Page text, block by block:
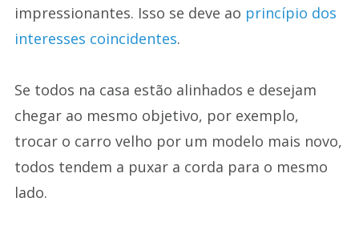
impressionantes. Isso se deve ao princípio dos
interesses coincidentes.
Se todos na casa estão alinhados e desejam
chegar ao mesmo objetivo, por exemplo,
trocar o carro velho por um modelo mais novo,
todos tendem a puxar a corda para o mesmo
lado.